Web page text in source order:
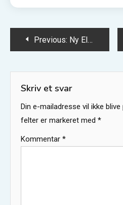
Previous: Ny Elev
Skriv et svar
Din e-mailadresse vil ikke blive
felter er markeret med *
Kommentar *